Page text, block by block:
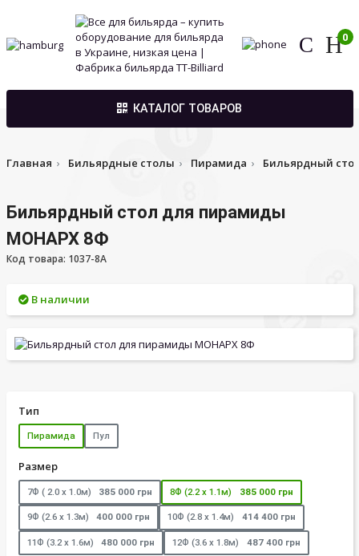
0
КАТАЛОГ ТОВАРОВ
Главная Бильярдные столы Пирамида Бильярдный
Бильярдный стол для пирамиды
МОНАРХ 8Ф
Код товара: 1037-8A
В наличии
Тип
Пирамида Пул
Размер
7Ф ( 2.0 х 1.0м) 385 000 грн 8Ф (2.2 х 1.1м) 385 000 грн
9Ф (2.6 х 1.3м) 400 000 грн 10Ф (2.8 х 1.4м) 414 400 грн
11Ф (3.2 х 1.6м) 480 000 грн 12Ф (3.6 х 1.8м) 487 400 грн